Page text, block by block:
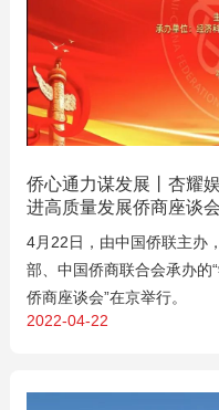
侨心通力谋发展丨杏耀
进高质量发展侨商座谈
4月22日，由中国侨联主办
部、中国侨商联合会承办的
侨商座谈会”在京举行。
2022-04-22